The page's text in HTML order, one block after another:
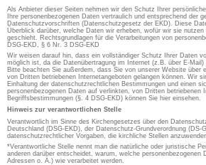
Als Anbieter dieser Seiten nehmen wir den Schutz Ihrer
Ihre personenbezogenen Daten vertraulich und entsprechend der
Datenschutzvorschriften (Datenschutzgesetz der EKD). Diese
Überblick darüber, welche Daten wir erheben, wofür wir sie
geschieht. Rechtsgrundlagen für die Verarbeitungen von
DSG-EKD, § 6 Nr. 3 DSG-EKD
Wir weisen darauf hin, dass ein vollständiger Schutz Ihrer Daten
möglich ist, da die Datenübertragung im Internet (z.B. über E-
Bitte beachten Sie außerdem, dass Sie von unserer Website über
von Dritten betriebenen Internetangeboten gelangen können. Wir
Einhaltung der datenschutzrechtlichen Bestimmungen und einen
personenbezogenen Daten auf verlinkten, von Dritten betriebenen
Begriffsbestimmungen (§. 4 DSG-EKD) können Sie hier einsehen.
Hinweis zur verantwortlichen Stelle
Verantwortlich im Sinne des Kirchengesetzes über den
Deutschland (DSG-EKD), der Datenschutz-Grundverordnung (DS-
datenschutzrechtlicher Vorgaben, die kirchliche Stellen
*Verantwortliche Stelle nennt man die natürliche oder juristische
anderen darüber entscheidet, warum, welche personenbezogenen
Adressen o. Ä.) wie verarbeitet werden.